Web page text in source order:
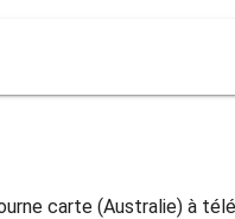
carte (Australie) à